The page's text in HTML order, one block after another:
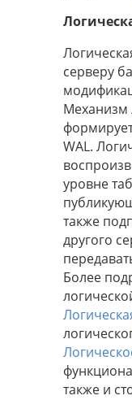
серверу
Механизм
WAL.
уровне
также
другого
Более
также и